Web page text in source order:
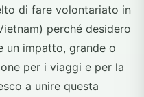
di fare volontariato in
perché desidero
un impatto, grande o
per i viaggi e per la
a unire questa